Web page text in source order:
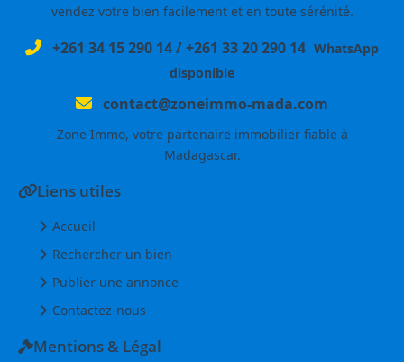
vendez votre bien facilement et en toute sérénité.
+261 34 15 290 14/+261 33 20 290 14 WhatsApp
disponible
contact@zoneimmo-mada.com
Zone Immo, votre partenaire immobilier fiable à
Madagascar.
Liens utiles
Accueil
Rechercher un bien
Publier une annonce
Contactez-nous
Mentions & Légal